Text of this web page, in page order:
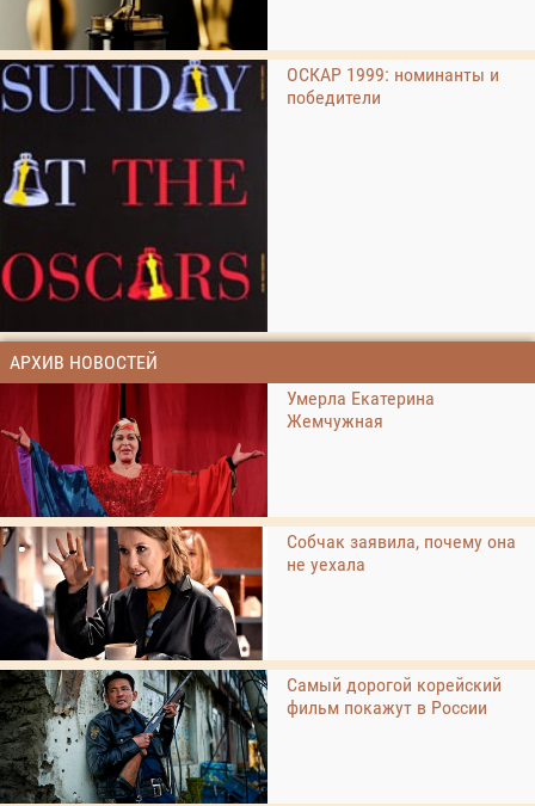
ОСКАР 1999: номинанты и
победители
АРХИВ НОВОСТЕЙ
Умерла Екатерина
Жемчужная
Собчак заявила, почему она
не уехала
Самый дорогой корейский
фильм покажут в России